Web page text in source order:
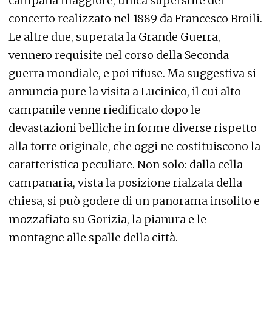
concerto realizzato nel 1889 da Francesco Broili.
Le altre due, superata la Grande Guerra,
vennero requisite nel corso della Seconda
guerra mondiale, e poi rifuse. Ma suggestiva si
annuncia pure la visita a Lucinico, il cui alto
campanile venne riedificato dopo le
devastazioni belliche in forme diverse rispetto
alla torre originale, che oggi ne costituiscono la
caratteristica peculiare. Non solo: dalla cella
campanaria, vista la posizione rialzata della
chiesa, si può godere di un panorama insolito e
mozzafiato su Gorizia, la pianura e le
montagne alle spalle della città. —